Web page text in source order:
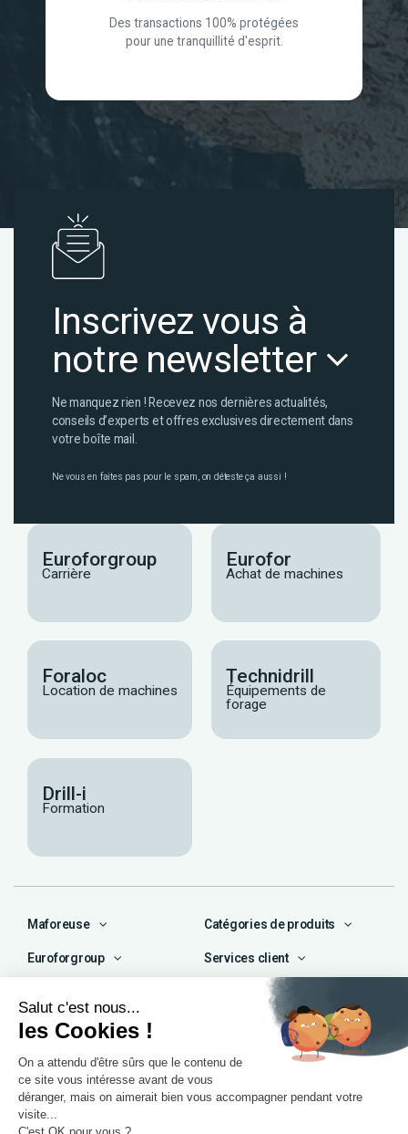
Des transactions 100% protégées
pour une tranquillité d'esprit.
Inscrivez vous à
notre newsletter
Ne manquez rien ! Recevez nos dernières actualités,
conseils d’experts et offres exclusives directement dans
votre boîte mail.
Ne vous en faites pas pour le spam, on déteste ça aussi !
Euroforgroup
Carrière
Eurofor
Achat de machines
Foraloc
Location de machines
Technidrill
Équipements de
forage
Drill-i
Formation
Maforeuse Catégories de produits
Euroforgroup Services client
contact@maforeuse.com
Siège social et atelier
Chassieu (69)
55 rue Ampère